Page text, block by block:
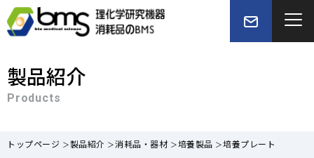
製品紹介
Products
トップページ 製品紹介 消耗品・器材 培養製品 培養プレート